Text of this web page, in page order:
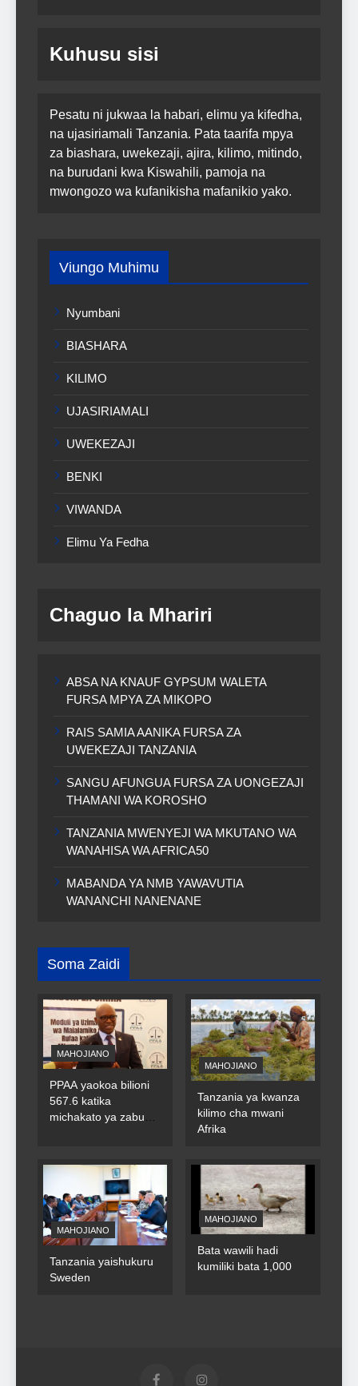
Kuhusu sisi
Pesatu ni jukwaa la habari, elimu ya kifedha,
na ujasiriamali Tanzania. Pata taarifa mpya
za biashara, uwekezaji, ajira, kilimo, mitindo,
na burudani kwa Kiswahili, pamoja na
mwongozo wa kufanikisha mafanikio yako.
Viungo Muhimu
Nyumbani
BIASHARA
KILIMO
UJASIRIAMALI
UWEKEZAJI
BENKI
VIWANDA
Elimu Ya Fedha
Chaguo la Mhariri
ABSA NA KNAUF GYPSUM WALETA
FURSA MPYA ZA MIKOPO
RAIS SAMIA AANIKA FURSA ZA
UWEKEZAJI TANZANIA
SANGU AFUNGUA FURSA ZA UONGEZAJI
THAMANI WA KOROSHO
TANZANIA MWENYEJI WA MKUTANO WA
WANAHISA WA AFRICA50
MABANDA YA NMB YAWAVUTIA
WANANCHI NANENANE
Soma Zaidi
MAHOJIANO
PPAA yaokoa bilioni
567.6 katika
michakato ya zabuni
MAHOJIANO
Tanzania ya kwanza
kilimo cha mwani
Afrika
MAHOJIANO
Tanzania yaishukuru
Sweden
MAHOJIANO
Bata wawili hadi
kumiliki bata 1,000